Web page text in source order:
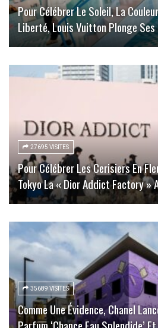
Pour Célébrer Le Soleil, La
Liberté, Louis Vuitton Plonge
27695 VISITES
Pour Célébrer Les Cerisiers En
Tokyo La « Dior Addict Factory »
35689 VISITES
Comme Une Évidence, Chanel